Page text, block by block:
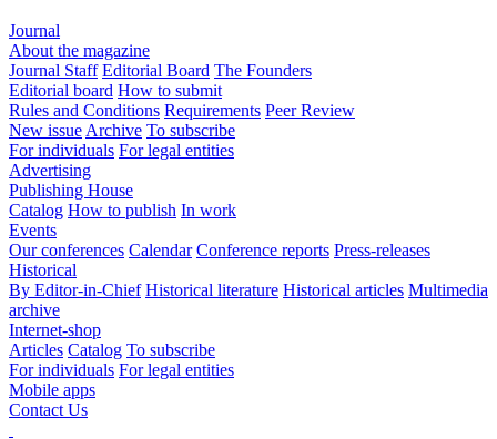
Journal
About the magazine
Journal Staff Editorial Board The Founders
Editorial board How to submit
Rules and Conditions Requirements Peer Review
New issue Archive To subscribe
For individuals For legal entities
Advertising
Publishing House
Catalog How to publish In work
Events
Our conferences Calendar Conference reports Press-releases
Historical
By Editor-in-Chief Historical literature Historical articles Multimedia
archive
Internet-shop
Articles Catalog To subscribe
For individuals For legal entities
Mobile apps
Contact Us